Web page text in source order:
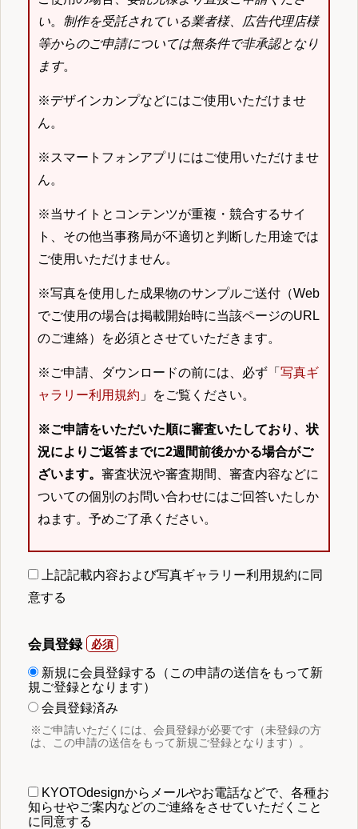
い。 制作を受託されている業者様、広告代理店様
等からのご申請については無条件で非承認となり
ます。
※デザインカンプなどにはご使用いただけませ
ん。
※スマートフォンアプリにはご使用いただけませ
ん。
※当サイトとコンテンツが重複・競合するサイ
ト、その他当事務局が不適切と判断した用途では
ご使用いただけません。
※写真を使用した成果物のサンプルご送付（Web
でご使用の場合は掲載開始時に当該ページのURL
のご連絡）を必須とさせていただきます。
※ご申請、ダウンロードの前には、必ず「 写真ギ
ャラリー利用規約 」をご覧ください。
※ご申請をいただいた順に審査いたしており、状
況によりご返答までに2週間前後かかる場合がご
ざいます。 審査状況や審査期間、審査内容などに
ついての個別のお問い合わせにはご回答いたしか
ねます。予めご了承ください。
上記記載内容および写真ギャラリー利用規約に同
意する
会員登録
新規に会員登録する（この申請の送信をもって新
規ご登録となります）
会員登録済み
※ご申請いただくには、会員登録が必要です（未登録の方
は、この申請の送信をもって新規ご登録となります）。
KYOTOdesignからメールやお電話などで、各種お
知らせやご案内などのご連絡をさせていただくこと
に同意する